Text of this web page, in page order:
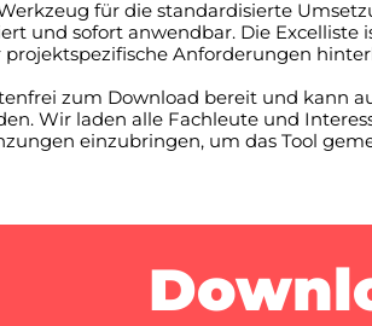
für die standardisierte
und sofort anwendbar. Die Excelliste
projektspezifische Anforderungen
zum Download bereit und kann
Wir laden alle Fachleute und
einzubringen, um das Tool